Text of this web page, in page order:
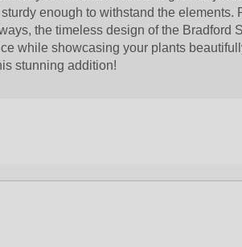
enough to withstand the elements.
the timeless design of the Bradford
while showcasing your plants
stunning addition!